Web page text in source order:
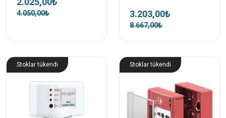
4.050,00₺ 3.203,00₺
8.667,00₺
Stoklar tükendi Stoklar tükendi